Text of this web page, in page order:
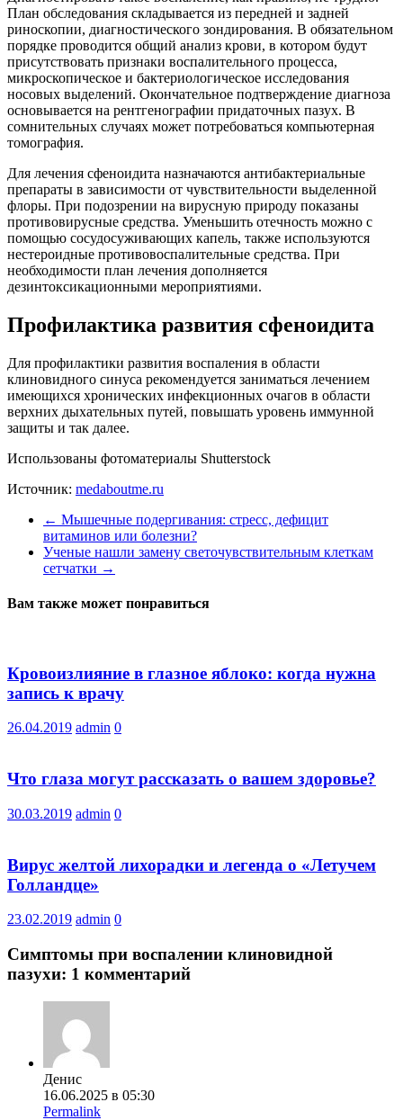
План обследования складывается из передней и задней
риноскопии, диагностического зондирования. В обязательном
порядке проводится общий анализ крови, в котором будут
присутствовать признаки воспалительного процесса,
микроскопическое и бактериологическое исследования
носовых выделений. Окончательное подтверждение диагноза
основывается на рентгенографии придаточных пазух. В
сомнительных случаях может потребоваться компьютерная
томография.
Для лечения сфеноидита назначаются антибактериальные
препараты в зависимости от чувствительности выделенной
флоры. При подозрении на вирусную природу показаны
противовирусные средства. Уменьшить отечность можно с
помощью сосудосуживающих капель, также используются
нестероидные противовоспалительные средства. При
необходимости план лечения дополняется
дезинтоксикационными мероприятиями.
Профилактика развития сфеноидита
Для профилактики развития воспаления в области
клиновидного синуса рекомендуется заниматься лечением
имеющихся хронических инфекционных очагов в области
верхних дыхательных путей, повышать уровень иммунной
защиты и так далее.
Использованы фотоматериалы Shutterstock
Источник: medaboutme.ru
← Мышечные подергивания: стресс, дефицит
витаминов или болезни?
Ученые нашли замену светочувствительным клеткам
сетчатки →
Вам также может понравиться
Кровоизлияние в глазное яблоко: когда нужна
запись к врачу
26.04.2019 admin 0
Что глаза могут рассказать о вашем здоровье?
30.03.2019 admin 0
Вирус желтой лихорадки и легенда о «Летучем
Голландце»
23.02.2019 admin 0
Симптомы при воспалении клиновидной
пазухи: 1 комментарий
Денис
16.06.2025 в 05:30
Permalink